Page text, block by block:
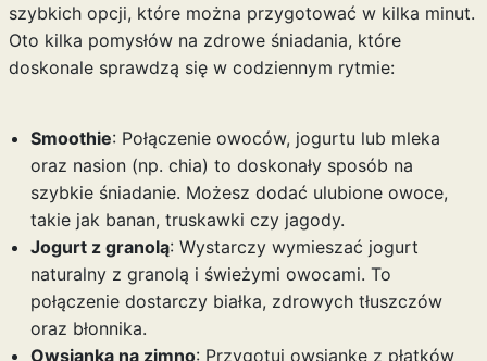
szybkich opcji, które można przygotować w kilka minut.
Oto kilka pomysłów na zdrowe śniadania, które
doskonale sprawdzą się w codziennym rytmie:
Smoothie: Połączenie owoców, jogurtu lub mleka
oraz nasion (np. chia) to doskonały sposób na
szybkie śniadanie. Możesz dodać ulubione owoce,
takie jak banan, truskawki czy jagody.
Jogurt z granolą: Wystarczy wymieszać jogurt
naturalny z granolą i świeżymi owocami. To
połączenie dostarczy białka, zdrowych tłuszczów
oraz błonnika.
Owsianka na zimno: Przygotuj owsiankę z płatków